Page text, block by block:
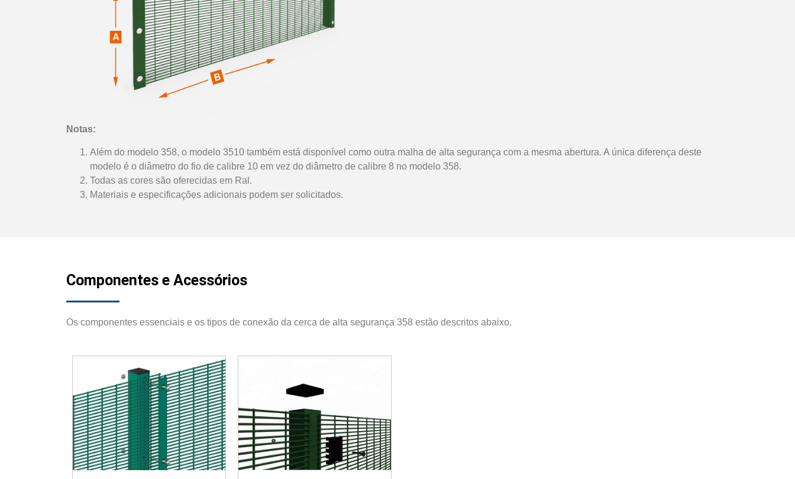
Notas:
Além do modelo 358, o modelo 3510 também está disponível como outra malha de alta segurança com a mesma abertura. A única diferença deste
modelo é o diâmetro do fio de calibre 10 em vez do diâmetro de calibre 8 no modelo 358.
Todas as cores são oferecidas em Ral.
Materiais e especificações adicionais podem ser solicitados.
Componentes e Acessórios
Os componentes essenciais e os tipos de conexão da cerca de alta segurança 358 estão descritos abaixo.